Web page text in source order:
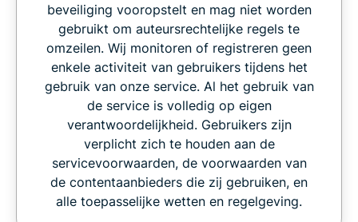
beveiliging vooropstelt en mag niet worden
gebruikt om auteursrechtelijke regels te
omzeilen. Wij monitoren of registreren geen
enkele activiteit van gebruikers tijdens het
gebruik van onze service. Al het gebruik van
de service is volledig op eigen
verantwoordelijkheid. Gebruikers zijn
verplicht zich te houden aan de
servicevoorwaarden, de voorwaarden van
de contentaanbieders die zij gebruiken, en
alle toepasselijke wetten en regelgeving.